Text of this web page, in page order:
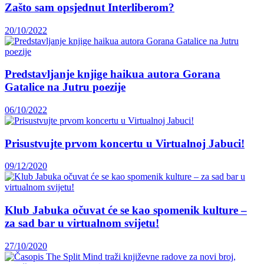
Zašto sam opsjednut Interliberom?
20/10/2022
Predstavljanje knjige haikua autora Gorana
Gatalice na Jutru poezije
06/10/2022
Prisustvujte prvom koncertu u Virtualnoj Jabuci!
09/12/2020
Klub Jabuka očuvat će se kao spomenik kulture –
za sad bar u virtualnom svijetu!
27/10/2020